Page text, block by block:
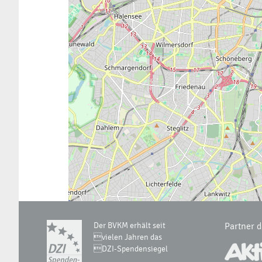
Der BVKM erhält seit
vielen Jahren das
DZI-Spendensiegel
Partner